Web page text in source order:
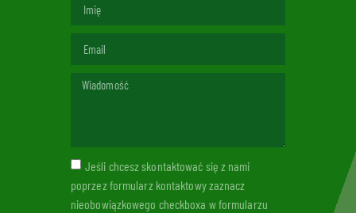
Jeśli chcesz skontaktować się z nami
poprzez formularz kontaktowy zaznacz
nieobowiązkowego checkboxa w formularzu